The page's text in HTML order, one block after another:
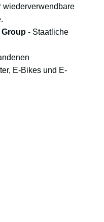
wiederverwendbare
Group- Staatliche
E-Bikes und E-